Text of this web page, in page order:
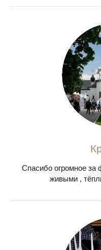
Спасибо огромное за
живыми ,